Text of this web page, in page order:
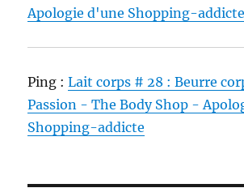
Apologie d'une Shopping-addicte
Ping :Lait corps # 28 : Beurre
Passion - The Body Shop -
Shopping-addicte